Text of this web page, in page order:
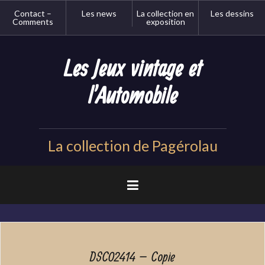
Contact –
Comments
Les news
La collection en
exposition
Les dessins
Les Jeux vintage et
l'Automobile
La collection de Pagérolau
DSC02414 – Copie